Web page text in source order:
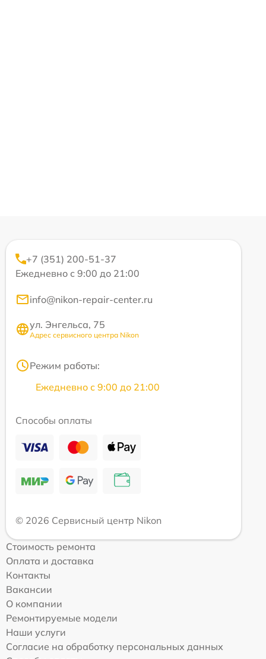
+7 (351) 200-51-37
Ежедневно с 9:00 до 21:00
info@nikon-repair-center.ru
ул. Энгельса, 75
Адрес сервисного центра Nikon
Режим работы:
Ежедневно с 9:00 до 21:00
Способы оплаты
© 2026 Сервисный центр Nikon
Стоимость ремонта
Оплата и доставка
Контакты
Вакансии
О компании
Ремонтируемые модели
Наши услуги
Согласие на обработку персональных данных